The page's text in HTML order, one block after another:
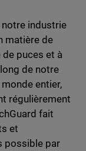
notre industrie
matière de
puces et à
de notre
entier,
régulièrement
fait
et
possible par